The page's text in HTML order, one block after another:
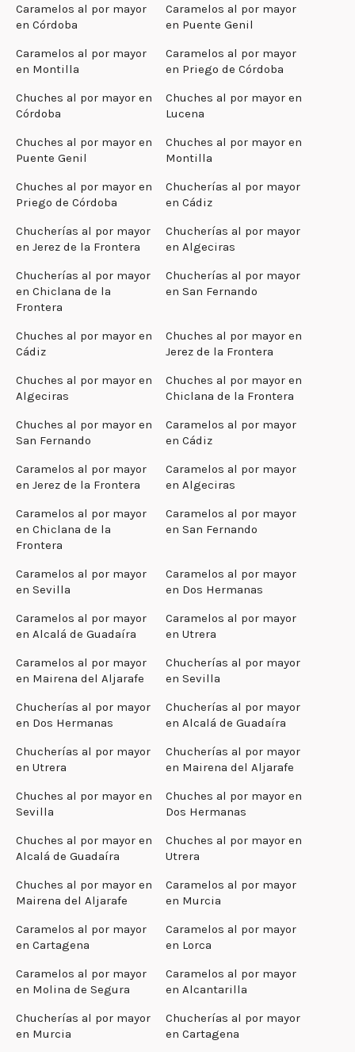
Caramelos al por mayor
en Córdoba
Caramelos al por mayor
en Puente Genil
Caramelos al por mayor
en Montilla
Caramelos al por mayor
en Priego de Córdoba
Chuches al por mayor en
Córdoba
Chuches al por mayor en
Lucena
Chuches al por mayor en
Puente Genil
Chuches al por mayor en
Montilla
Chuches al por mayor en
Priego de Córdoba
Chucherías al por mayor
en Cádiz
Chucherías al por mayor
en Jerez de la Frontera
Chucherías al por mayor
en Algeciras
Chucherías al por mayor
en Chiclana de la
Frontera
Chucherías al por mayor
en San Fernando
Chuches al por mayor en
Cádiz
Chuches al por mayor en
Jerez de la Frontera
Chuches al por mayor en
Algeciras
Chuches al por mayor en
Chiclana de la Frontera
Chuches al por mayor en
San Fernando
Caramelos al por mayor
en Cádiz
Caramelos al por mayor
en Jerez de la Frontera
Caramelos al por mayor
en Algeciras
Caramelos al por mayor
en Chiclana de la
Frontera
Caramelos al por mayor
en San Fernando
Caramelos al por mayor
en Sevilla
Caramelos al por mayor
en Dos Hermanas
Caramelos al por mayor
en Alcalá de Guadaíra
Caramelos al por mayor
en Utrera
Caramelos al por mayor
en Mairena del Aljarafe
Chucherías al por mayor
en Sevilla
Chucherías al por mayor
en Dos Hermanas
Chucherías al por mayor
en Alcalá de Guadaíra
Chucherías al por mayor
en Utrera
Chucherías al por mayor
en Mairena del Aljarafe
Chuches al por mayor en
Sevilla
Chuches al por mayor en
Dos Hermanas
Chuches al por mayor en
Alcalá de Guadaíra
Chuches al por mayor en
Utrera
Chuches al por mayor en
Mairena del Aljarafe
Caramelos al por mayor
en Murcia
Caramelos al por mayor
en Cartagena
Caramelos al por mayor
en Lorca
Caramelos al por mayor
en Molina de Segura
Caramelos al por mayor
en Alcantarilla
Chucherías al por mayor
en Murcia
Chucherías al por mayor
en Cartagena